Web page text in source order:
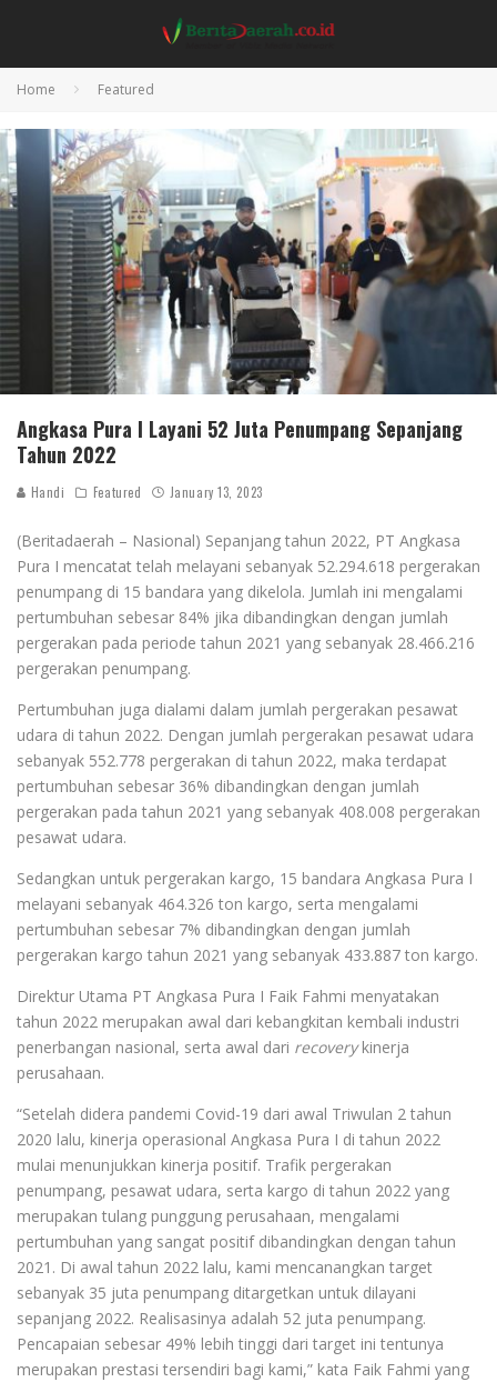
Home Featured
Angkasa Pura I Layani 52 Juta Penumpang Sepanjang
Tahun 2022
Handi Featured January 13, 2023
(Beritadaerah – Nasional) Sepanjang tahun 2022, PT Angkasa
Pura I mencatat telah melayani sebanyak 52.294.618 pergerakan
penumpang di 15 bandara yang dikelola. Jumlah ini mengalami
pertumbuhan sebesar 84% jika dibandingkan dengan jumlah
pergerakan pada periode tahun 2021 yang sebanyak 28.466.216
pergerakan penumpang.
Pertumbuhan juga dialami dalam jumlah pergerakan pesawat
udara di tahun 2022. Dengan jumlah pergerakan pesawat udara
sebanyak 552.778 pergerakan di tahun 2022, maka terdapat
pertumbuhan sebesar 36% dibandingkan dengan jumlah
pergerakan pada tahun 2021 yang sebanyak 408.008 pergerakan
pesawat udara.
Sedangkan untuk pergerakan kargo, 15 bandara Angkasa Pura I
melayani sebanyak 464.326 ton kargo, serta mengalami
pertumbuhan sebesar 7% dibandingkan dengan jumlah
pergerakan kargo tahun 2021 yang sebanyak 433.887 ton kargo.
Direktur Utama PT Angkasa Pura I Faik Fahmi menyatakan
tahun 2022 merupakan awal dari kebangkitan kembali industri
penerbangan nasional, serta awal dari recoverykinerja
perusahaan.
“Setelah didera pandemi Covid-19 dari awal Triwulan 2 tahun
2020 lalu, kinerja operasional Angkasa Pura I di tahun 2022
mulai menunjukkan kinerja positif. Trafik pergerakan
penumpang, pesawat udara, serta kargo di tahun 2022 yang
merupakan tulang punggung perusahaan, mengalami
pertumbuhan yang sangat positif dibandingkan dengan tahun
2021. Di awal tahun 2022 lalu, kami mencanangkan target
sebanyak 35 juta penumpang ditargetkan untuk dilayani
sepanjang 2022. Realisasinya adalah 52 juta penumpang.
Pencapaian sebesar 49% lebih tinggi dari target ini tentunya
merupakan prestasi tersendiri bagi kami,” kata Faik Fahmi yang